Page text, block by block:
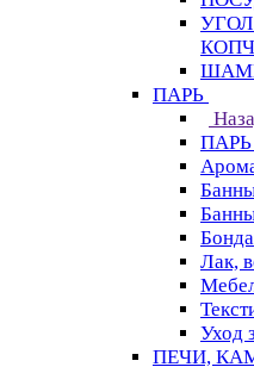
ПАРЬ
ПАРЬ
Лак,
Уход
ПЕЧИ,